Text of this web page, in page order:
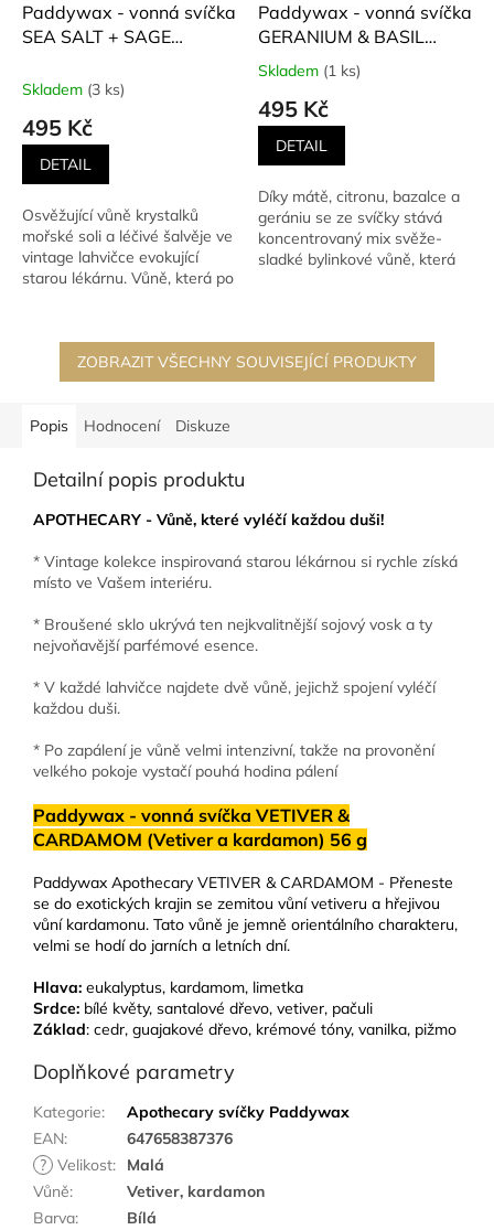
Paddywax - vonná svíčka
SEA SALT + SAGE
g
Skladem (3 ks)
495 Kč
DETAIL
Osvěžující vůně krystalků
mořské soli a léčivé šalvěje ve
vintage lahvičce evokující
starou lékárnu. Vůně, která po
Paddywax - vonná svíčka
GERANIUM & BASIL
(Pelargónie a bazalka)
Průměrné
hodnocení
produktu
5,0
5
hvězdiček.
Skladem (1 ks)
495 Kč
DETAIL
Díky mátě, citronu, bazalce a
gerániu se ze svíčky stává
koncentrovaný mix svěže-
sladké bylinkové vůně, která
ZOBRAZIT VŠECHNY SOUVISEJÍCÍ PRODUKTY
Popis Hodnocení Diskuze
Detailní popis produktu
APOTHECARY - Vůně, které vyléčí každou duši!
* Vintage kolekce inspirovaná starou lékárnou si rychle získá
místo ve Vašem interiéru.
* Broušené sklo ukrývá ten nejkvalitnější sojový vosk a ty
nejvoňavější parfémové esence.
* V každé lahvičce najdete dvě vůně, jejichž spojení vyléčí
každou duši.
* Po zapálení je vůně velmi intenzivní, takže na provonění
velkého pokoje vystačí pouhá hodina pálení
Paddywax - vonná svíčka VETIVER &
CARDAMOM (Vetiver a kardamon) 56 g
Paddywax Apothecary VETIVER & CARDAMOM - Přeneste
se do exotických krajin se zemitou vůní vetiveru a hřejivou
vůní kardamonu. Tato vůně je jemně orientálního charakteru,
velmi se hodí do jarních a letních dní.
Hlava: eukalyptus, kardamom, limetka
Srdce: bílé květy, santalové dřevo, vetiver, pačuli
Základ: cedr, guajakové dřevo, krémové tóny, vanilka, pižmo
Doplňkové parametry
Kategorie:
Apothecary svíčky Paddywax
EAN:
647658387376
? Velikost:
Malá
Vůně:
Vetiver, kardamon
Barva: Bílá